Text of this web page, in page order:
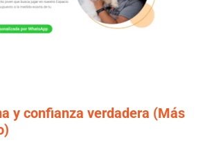
y confianza verdadera (Más